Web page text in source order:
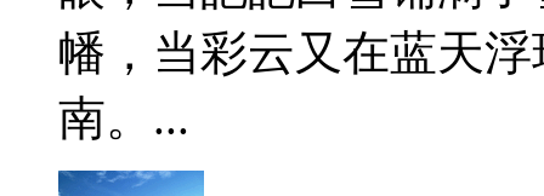
幡，当彩云又在蓝天
南。...